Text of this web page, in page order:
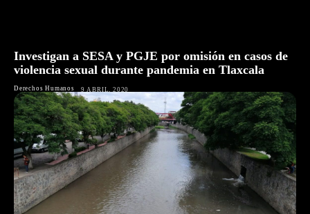
Investigan a SESA y PGJE por omisión en casos de
violencia sexual durante pandemia en Tlaxcala
Derechos Humanos 9 ABRIL, 2020